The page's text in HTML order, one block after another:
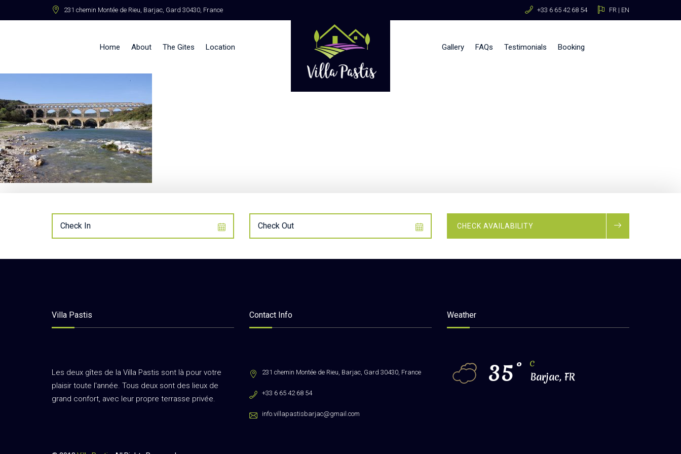
231 chemin Montée de Rieu, Barjac, Gard 30430, France +33 6 65 42 68 54 FR | EN
Home About The Gites Location Gallery FAQs Testimonials Booking
CHECK AVAILABILITY
Villa Pastis
Les deux gîtes de la Villa Pastis sont là pour votre
plaisir toute l'année. Tous deux sont des lieux de
grand confort, avec leur propre terrasse privée.
Contact Info
231 chemin Montée de Rieu, Barjac, Gard 30430, France
+33 6 65 42 68 54
info.villapastisbarjac@gmail.com
Weather
35 ° C
Barjac, FR